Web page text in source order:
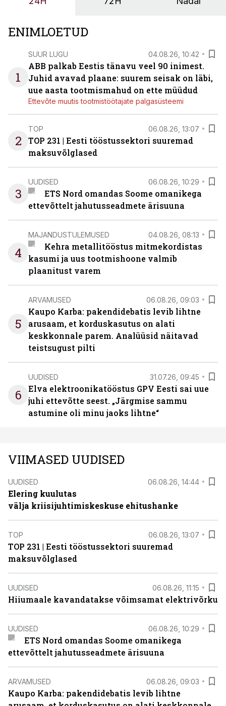
OÜ tegevjuht Sander Mitendorf.
ENIMLOETUD
1
SUUR LUGU 04.08.26, 10:42
ABB palkab Eestis tänavu veel 90 inimest.
Juhid avavad plaane: suurem seisak on läbi,
uue aasta tootmismahud on ette müüdud
Ettevõte muutis tootmistöötajate palgasüsteemi
2
TOP 06.08.26, 13:07
TOP 231 | Eesti tööstussektori suuremad
maksuvõlglased
3
UUDISED 06.08.26, 10:29
ETS Nord omandas Soome omanikega
ettevõttelt jahutusseadmete ärisuuna
4
MAJANDUSTULEMUSED 04.08.26, 08:13
Kehra metallitööstus mitmekordistas
kasumi ja uus tootmishoone valmib
plaanitust varem
5
ARVAMUSED 06.08.26, 09:03
Kaupo Karba: pakendidebatis levib lihtne
arusaam, et korduskasutus on alati
keskkonnale parem. Analüüsid näitavad
teistsugust pilti
6
UUDISED 31.07.26, 09:45
Elva elektroonikatööstus GPV Eesti sai uue
juhi ettevõtte seest. „Järgmise sammu
astumine oli minu jaoks lihtne“
VIIMASED UUDISED
UUDISED 06.08.26, 14:44
Elering kuulutas
välja kriisijuhtimiskeskuse ehitushanke
TOP 06.08.26, 13:07
TOP 231 | Eesti tööstussektori suuremad
maksuvõlglased
UUDISED 06.08.26, 11:15
Hiiumaale kavandatakse võimsamat elektrivõrku
UUDISED 06.08.26, 10:29
ETS Nord omandas Soome omanikega
ettevõttelt jahutusseadmete ärisuuna
ARVAMUSED 06.08.26, 09:03
Kaupo Karba: pakendidebatis levib lihtne